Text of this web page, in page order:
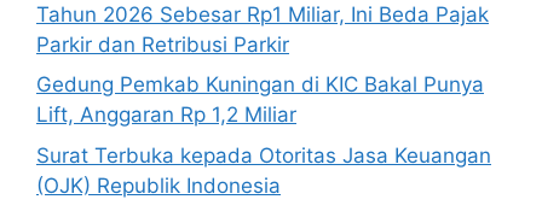
Tahun 2026 Sebesar Rp1 Miliar, Ini Beda Pajak
Parkir dan Retribusi Parkir
Gedung Pemkab Kuningan di KIC Bakal Punya
Lift, Anggaran Rp 1,2 Miliar
Surat Terbuka kepada Otoritas Jasa Keuangan
(OJK) Republik Indonesia